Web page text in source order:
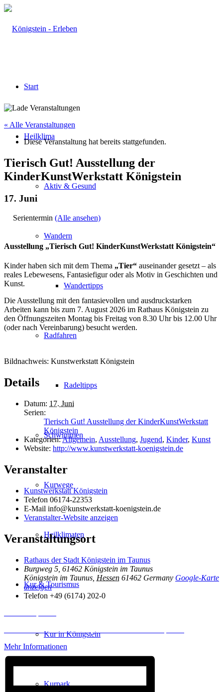
Start
Heilklima
Aktiv & Gesund
Wandern
Wandertipps
Radfahren
Radeltipps
Schwimmen
Kurwege
Heilklimaten
Kur & Tourismus
Kur in Königstein
Kurpark
« Alle Veranstaltungen
Diese Veranstaltung hat bereits stattgefunden.
Tierisch Gut! Ausstellung der
KinderKunstWerkstatt Königstein
17. Juni
Serientermin (Alle ansehen)
Ausstellung „Tierisch Gut! KinderKunstWerkstatt Königstein“
Kinder haben sich mit dem Thema „Tier“ auseinander gesetzt – als
reales Lebewesens, Fantasiefigur oder als Motiv in Geschichten und
Kunst.
Die Ausstellung mit den fantasievollen und ausdruckstarken
Arbeiten kann bis zum 7. August 2026 im Rathaus Königstein zu
den Öffnungszeiten Montag bis Freitag von 8.30 Uhr bis 12.00 Uhr
(oder nach Vereinbarung) besucht werden.
Bildnachweis: Kunstwerkstatt Königstein
Details
Datum: 17. Juni
Serien:
Tierisch Gut! Ausstellung der KinderKunstWerkstatt
Königstein
Kategorien:Allgemein, Ausstellung, Jugend, Kinder, Kunst
Website: http://www.kunstwerkstatt-koenigstein.de
Veranstalter
Kunstwerkstatt Königstein
Telefon 06174-22353
E-Mail info@kunstwerkstatt-koenigstein.de
Veranstalter-Website anzeigen
Veranstaltungsort
Rathaus der Stadt Königstein im Taunus
Burgweg 5, 61462 Königstein im Taunus
Königstein im Taunus Hessen 61462 Germany Google-Karte
anzeigen
Telefon +49 (6174) 202-0
Erforderlichen Service akzeptieren und Inhalte entsperren
Mehr Informationen